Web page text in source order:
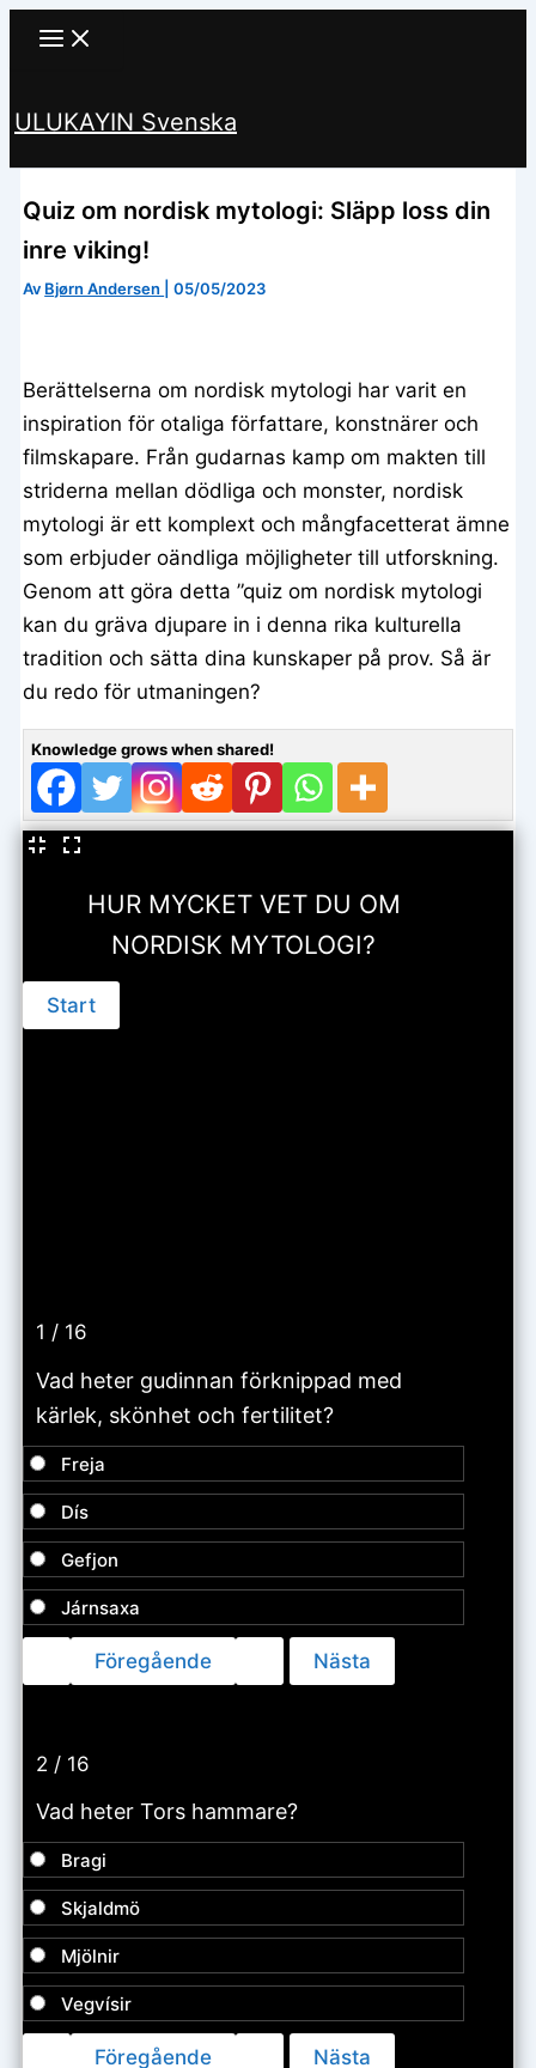
Hoppa
ULUKAYIN Svenska
Quiz om nordisk mytologi: Släpp loss din
inre viking!
Av Bjørn Andersen |05/05/2023
Berättelserna om nordisk mytologi har varit en
inspiration för otaliga författare, konstnärer och
filmskapare. Från gudarnas kamp om makten till
striderna mellan dödliga och monster, nordisk
mytologi är ett komplext och mångfacetterat ämne
som erbjuder oändliga möjligheter till utforskning.
Genom att göra detta ”quiz om nordisk mytologi
kan du gräva djupare in i denna rika kulturella
tradition och sätta dina kunskaper på prov. Så är
du redo för utmaningen?
Knowledge grows when shared!
HUR MYCKET VET DU OM
NORDISK MYTOLOGI?
1 / 16
Vad heter gudinnan förknippad med
kärlek, skönhet och fertilitet?
Freja
Dís
Gefjon
Járnsaxa
2 / 16
Vad heter Tors hammare?
Bragi
Skjaldmö
Mjölnir
Vegvísir